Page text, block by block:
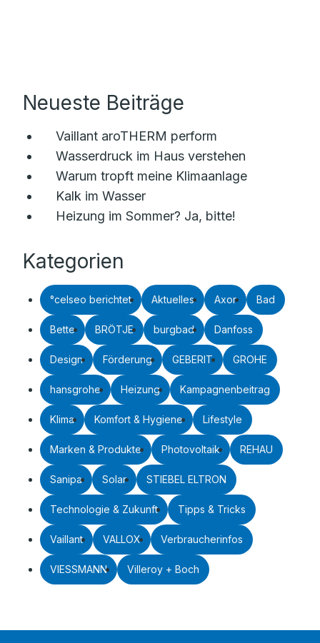
Neueste Beiträge
Vaillant aroTHERM perform
Wasserdruck im Haus verstehen
Warum tropft meine Klimaanlage
Kalk im Wasser
Heizung im Sommer? Ja, bitte!
Kategorien
°celseo berichtet Aktuelles Axor Bad
Bette BRÖTJE burgbad Danfoss
Design Förderung GEBERIT GROHE
hansgrohe Heizung Kampagnenbeitrag
Klima Komfort & Hygiene Lifestyle
Marken & Produkte Photovoltaik REHAU
Sanipa Solar STIEBEL ELTRON
Technologie & Zukunft Tipps & Tricks
Vaillant VALLOX Verbraucherinfos
VIESSMANN Villeroy + Boch